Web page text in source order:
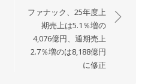
ファナック、25年度上
期売上は5.1％増の
4,076億円、通期売上
2.7％増のは8,188億円
に修正